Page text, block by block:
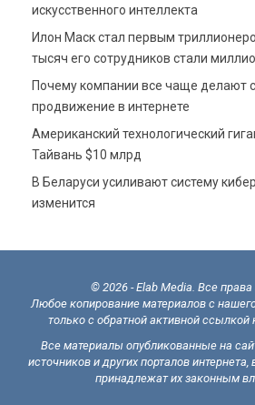
искусственного интеллекта
Илон Маск стал первым
тысяч его сотрудников стали
Почему компании все чаще делают
продвижение в интернете
Американский технологический
Тайвань $10 млрд
В Беларуси усиливают систему
изменится
© 2026 - Elab Media. Все
Любое копирование материалов с
только с обратной активной ссылкой
Все материалы опубликованные на
источников и других порталов
принадлежат их законным